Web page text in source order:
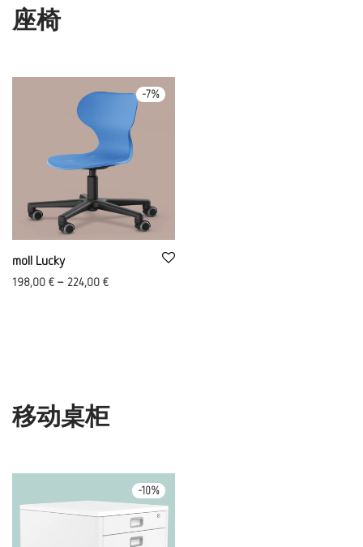
座椅
-7%
moll Lucky
198,00 € – 224,00 €
移动桌柜
-10%